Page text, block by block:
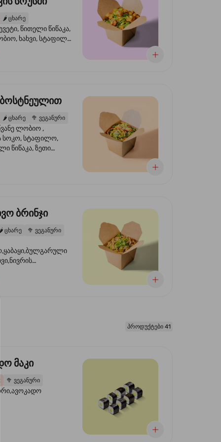
🌶️ ცხარე
წითელი წიწაკა,
ხახვი, სტაფილო,
ნიორი
🌶️ ცხარე 🥦 ვეგანური
ლობიო ,
სოკო, სტაფილო,
წიწაკა, ზეთი
ბრინჯი
🌶️ ცხარე 🥦 ვეგანური
ხახვი,სეზამის
პროდუქტები 41
მაკი
2 🥦 ვეგანური